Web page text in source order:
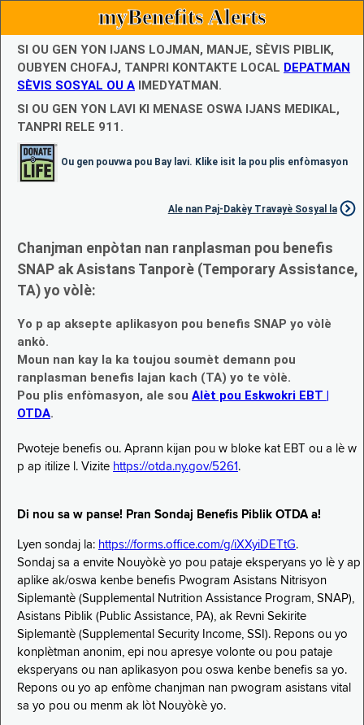
myBenefits Alerts
SI OU GEN YON IJANS LOJMAN, MANJE, SÈVIS PIBLIK,
OUBYEN CHOFAJ, TANPRI KONTAKTE LOCAL DEPATMAN
SÈVIS SOSYAL OU A IMEDYATMAN.
SI OU GEN YON LAVI KI MENASE OSWA IJANS MEDIKAL,
TANPRI RELE 911.
Ou gen pouvwa pou Bay lavi. Klike isit la pou plis enfòmasyon
Ale nan Paj-Dakèy Travayè Sosyal la
Chanjman enpòtan nan ranplasman pou benefis
SNAP ak Asistans Tanporè (Temporary Assistance,
TA) yo vòlè:
Yo p ap aksepte aplikasyon pou benefis SNAP yo vòlè
ankò.
Moun nan kay la ka toujou soumèt demann pou
ranplasman benefis lajan kach (TA) yo te vòlè.
Pou plis enfòmasyon, ale sou Alèt pou Eskwokri EBT |
OTDA.
Pwoteje benefis ou. Aprann kijan pou w bloke kat EBT ou a lè w
p ap itilize l. Vizite https://otda.ny.gov/5261 .
Di nou sa w panse! Pran Sondaj Benefis Piblik OTDA a!
Lyen sondaj la: https://forms.office.com/g/iXXyiDETtG.
Sondaj sa a envite Nouyòkè yo pou pataje eksperyans yo lè y ap
aplike ak/oswa kenbe benefis Pwogram Asistans Nitrisyon
Siplemantè (Supplemental Nutrition Assistance Program, SNAP),
Asistans Piblik (Public Assistance, PA), ak Revni Sekirite
Siplemantè (Supplemental Security Income, SSI). Repons ou yo
konplètman anonim, epi nou apresye volonte ou pou pataje
eksperyans ou nan aplikasyon pou oswa kenbe benefis sa yo.
Repons ou yo ap enfòme chanjman nan pwogram asistans vital
sa yo pou ou menm ak lòt Nouyòkè yo.